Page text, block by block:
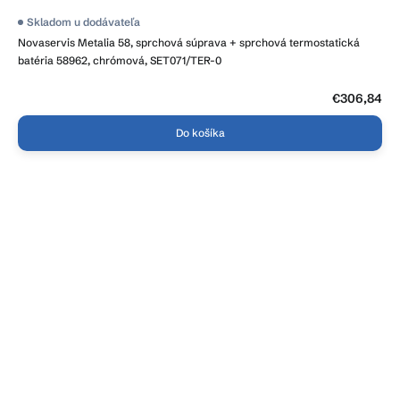
Novaservis Metalia 58, sprchová súprava + sprchová termostatická
batéria 58962, chrómová, SET071/TER-0
Skladom u dodávateľa
€306,84
Do košíka